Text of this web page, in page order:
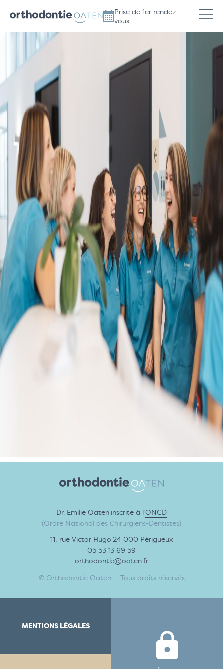
Prise de 1er rendez-
vous
Dr. Emilie Oaten inscrite à l’ONCD
(Ordre National des Chirurgiens-Dentistes)
11, rue Victor Hugo 24 000 Périgueux
05 53 13 69 59
orthodontie@oaten.fr
© Orthodontie Oaten — Tous droits réservés
MENTIONS LÉGALES